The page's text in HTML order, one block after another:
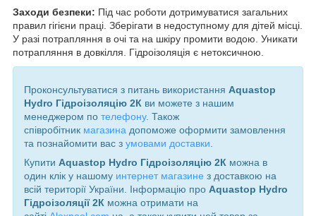
Заходи безпеки: Під час роботи дотримуватися загальних
правил гігієни праці. Зберігати в недоступному для дітей місці.
У разі потрапляння в очі та на шкіру промити водою. Уникати
потрапляння в довкілля. Гідроізоляція є нетоксичною.
Проконсультуватися з питань використання Aquastop
Hydro Гідроізоляцію 2К ви можете з нашим
менеджером по телефону. Також
співробітник магазина допоможе оформити замовлення
та познайомити вас з умовами доставки.
Купити Aquastop Hydro Гідроізоляцію 2К можна в
один клік у нашому интернет магазине з доставкою на
всій території України. Інформацію про Aquastop Hydro
Гідроізоляції 2К можна отримати на